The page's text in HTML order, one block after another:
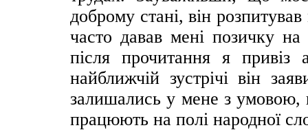
доброму стані, він
часто давав мені позичку
після прочитання я
найближчій зустрічі він
залишались у мене з умовою,
працюють на полі народної